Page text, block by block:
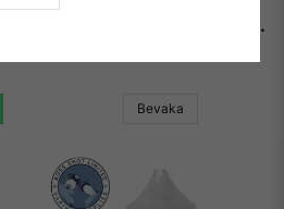
Biscuit Eater - Flavour Boss
Bevaka